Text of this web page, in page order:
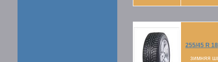
255/45 R
зимняя